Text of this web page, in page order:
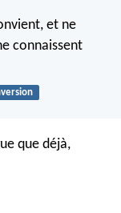
et ne
connaissent
que déjà,